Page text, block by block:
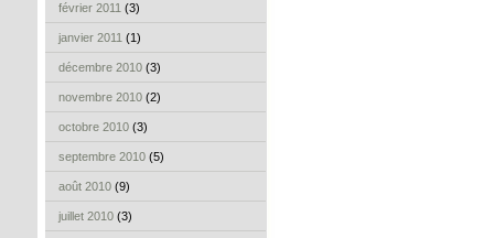
février 2011 (3)
janvier 2011 (1)
décembre 2010 (3)
novembre 2010 (2)
octobre 2010 (3)
septembre 2010 (5)
août 2010 (9)
juillet 2010 (3)